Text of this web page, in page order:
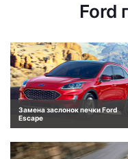
Ford
Замена заслонок печки Ford
Escape